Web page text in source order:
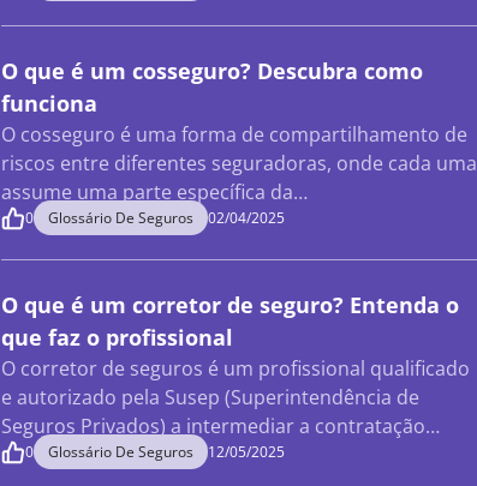
O que é um cosseguro? Descubra como
funciona
O cosseguro é uma forma de compartilhamento de
riscos entre diferentes seguradoras, onde cada uma
assume uma parte específica da…
0 Glossário De Seguros 02/04/2025
O que é um corretor de seguro? Entenda o
que faz o profissional
O corretor de seguros é um profissional qualificado
e autorizado pela Susep (Superintendência de
Seguros Privados) a intermediar a contratação…
0 Glossário De Seguros 12/05/2025